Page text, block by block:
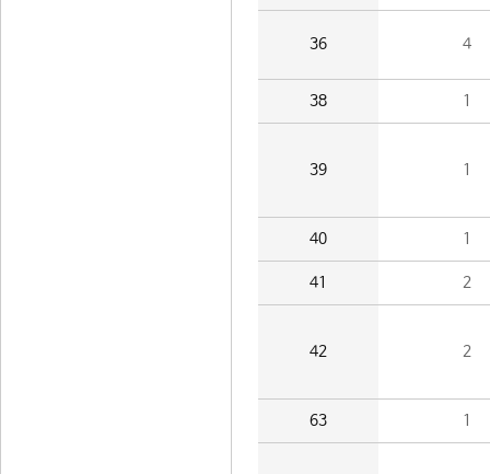
36 4
38 1
39 1
40 1
41 2
42 2
63 1